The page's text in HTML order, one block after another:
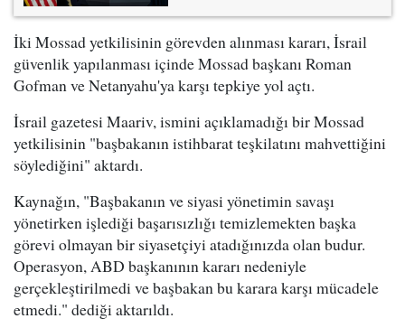
İki Mossad yetkilisinin görevden alınması kararı, İsrail
güvenlik yapılanması içinde Mossad başkanı Roman
Gofman ve Netanyahu'ya karşı tepkiye yol açtı.
İsrail gazetesi Maariv, ismini açıklamadığı bir Mossad
yetkilisinin "başbakanın istihbarat teşkilatını mahvettiğini
söylediğini" aktardı.
Kaynağın, "Başbakanın ve siyasi yönetimin savaşı
yönetirken işlediği başarısızlığı temizlemekten başka
görevi olmayan bir siyasetçiyi atadığınızda olan budur.
Operasyon, ABD başkanının kararı nedeniyle
gerçekleştirilmedi ve başbakan bu karara karşı mücadele
etmedi." dediği aktarıldı.